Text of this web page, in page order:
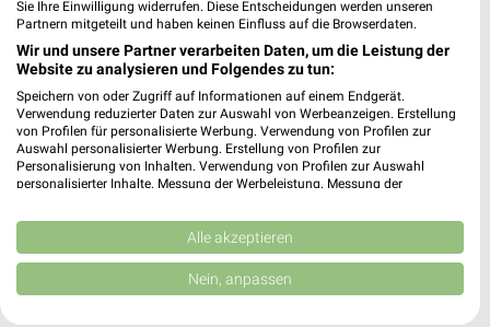
Jetzt kostenlos laden
Prospekte App für iOS
Kostenlos im App Store erhältlich
Sie Ihre Einwilligung widerrufen. Diese Entscheidungen werden unseren
Partnern mitgeteilt und haben keinen Einfluss auf die Browserdaten.
Wir und unsere Partner verarbeiten Daten, um die Leistung der
Website zu analysieren und Folgendes zu tun:
Speichern von oder Zugriff auf Informationen auf einem Endgerät.
Verwendung reduzierter Daten zur Auswahl von Werbeanzeigen. Erstellung
von Profilen für personalisierte Werbung. Verwendung von Profilen zur
Auswahl personalisierter Werbung. Erstellung von Profilen zur
Personalisierung von Inhalten. Verwendung von Profilen zur Auswahl
personalisierter Inhalte. Messung der Werbeleistung. Messung der
Kombinationen von Daten aus verschiedenen Quellen. Entwicklung und
Verbesserung der Angebote. Verwendung reduzierter Daten zur Auswahl
von Inhalten.
Daten können außerhalb der Europäischen Union weitergegeben und in die
USA gesendet werden.
Alle akzeptieren
Nein, anpassen